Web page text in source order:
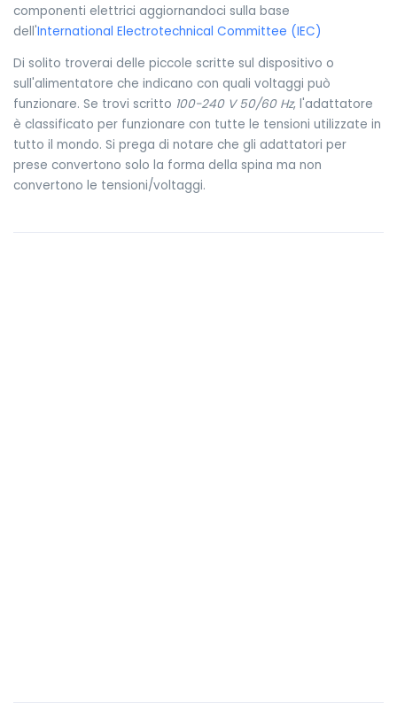
componenti elettrici aggiornandoci sulla base
dell'International Electrotechnical Committee (IEC)
Di solito troverai delle piccole scritte sul dispositivo o
sull'alimentatore che indicano con quali voltaggi può
funzionare. Se trovi scritto 100-240 V 50/60 Hz, l'adattatore
è classificato per funzionare con tutte le tensioni utilizzate in
tutto il mondo. Si prega di notare che gli adattatori per
prese convertono solo la forma della spina ma non
convertono le tensioni/voltaggi.